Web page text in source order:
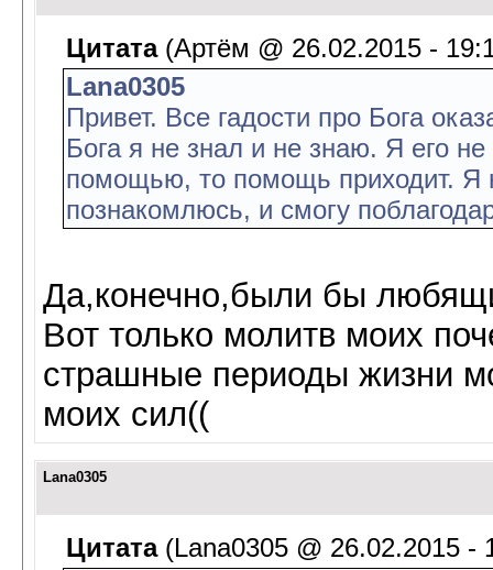
Цитата(Артём @ 26.02.2015 -
Lana0305
Привет. Все гадости про Бога
Бога я не знал и не знаю. Я его
помощью, то помощь приходит. Я
познакомлюсь, и смогу
Да,конечно,были бы
Вот только молитв моих
страшные периоды жизни
моих сил((
Lana0305
Цитата(Lana0305 @ 26.02.2015 -